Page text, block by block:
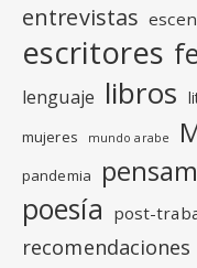
entrevistas
escritores
lenguaje libros
mujeres mundo arabe
pandemia
poesía post-
recomendaciones